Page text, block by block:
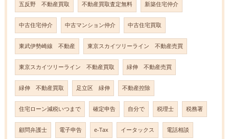
五反野 不動産買取 不動産買取査定無料 新築住宅仲介
中古住宅仲介 中古マンション仲介 中古住宅買取
東武伊勢崎線 不動産 東京スカイツリーライン 不動産売買
東京スカイツリーライン 不動産買取 緑伸 不動産売買
緑伸 不動産買取 足立区 緑伸 不動産控除
住宅ローン減税いつまで 確定申告 自分で 税理士 税務署
顧問弁護士 電子申告 e-Tax イータックス 電話相談